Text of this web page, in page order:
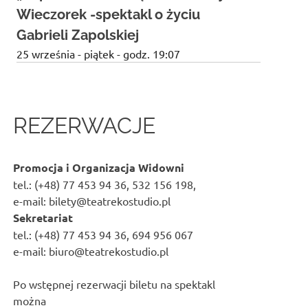
Wieczorek -spektakl o życiu
Gabrieli Zapolskiej
25 września - piątek - godz. 19:07
REZERWACJE
Promocja i Organizacja Widowni
tel.: (+48) 77 453 94 36, 532 156 198,
e-mail: bilety@teatrekostudio.pl
Sekretariat
tel.: (+48) 77 453 94 36, 694 956 067
e-mail: biuro@teatrekostudio.pl
Po wstępnej rezerwacji biletu na spektakl
można